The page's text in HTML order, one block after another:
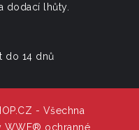
dodací lhůty.
do 14 dnů
- Všechna
WWE® ochranné